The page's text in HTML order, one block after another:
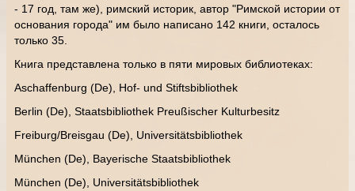
- 17 год, там же), римский историк, автор "Римской истории от
основания города" им было написано 142 книги, осталось
только 35.
Книга представлена только в пяти мировых библиотеках:
Aschaffenburg (De), Hof- und Stiftsbibliothek
Berlin (De), Staatsbibliothek Preußischer Kulturbesitz
Freiburg/Breisgau (De), Universitätsbibliothek
München (De), Bayerische Staatsbibliothek
München (De), Universitätsbibliothek